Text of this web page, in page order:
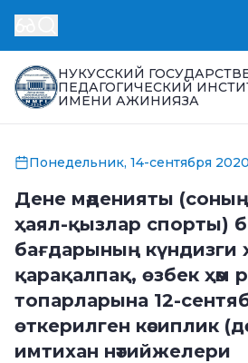
НУКУССКИЙ
ПЕДАГОГИЧЕСКИЙ
ИМЕНИ АЖИНИЯЗА
Понедельник, 14-сентября 2020
Дене мәденияты
ҳаял-қызлар спорты)
бағдарының күндизги
қарақалпақ, өзбек ҳәм
топарларына 12-
өткерилген кәсиплик
имтихан нәтийжелери